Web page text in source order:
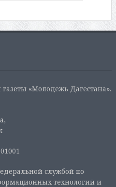
«Молодежь Дагестана».
службой по
технологий и